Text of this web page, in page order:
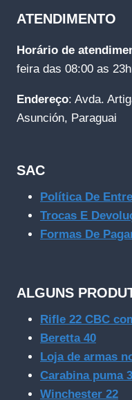
ATENDIMENTO
Horário de
feira das 08:00 as
Endereço: Avda.
Asunción, Paraguai
SAC
Política De
Trocas E
Formas De
ALGUNS
Rifle 22 CBC
Beretta 40
Loja de armas
Carabina puma
Winchester 22